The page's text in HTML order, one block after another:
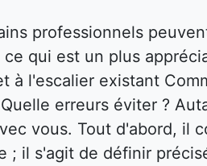
professionnels
ce qui est un plus
à l'escalier existant
erreurs éviter ?
vous. Tout d'abord, il
; il s'agit de définir